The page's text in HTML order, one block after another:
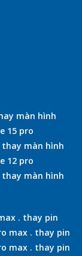
màn hình
15 pro
thay màn hình
12 pro
thay màn hình
. thay pin
max . thay pin
max . thay pin